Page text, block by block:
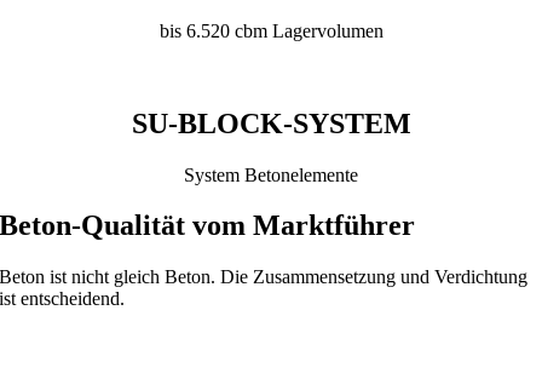
bis 6.520 cbm Lagervolumen
SU-BLOCK-SYSTEM
System Betonelemente
Beton-Qualität vom Marktführer
Beton ist nicht gleich Beton. Die Zusammensetzung und Verdichtung
ist entscheidend.